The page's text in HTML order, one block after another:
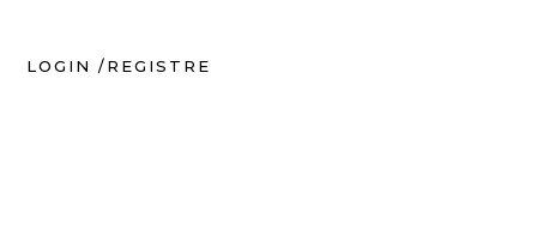
LOGIN /REGISTRE